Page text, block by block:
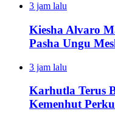
3 jam lalu
Kiesha Alvaro
Pasha Ungu
3 jam lalu
Karhutla Terus
Kemenhut